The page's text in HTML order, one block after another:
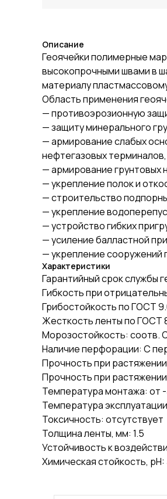
Описание
Геоячейки полимерные
высокопрочными швами в
материалу
Область применения
— противоэрозионную
— защиту минерального
— армирование слабых
нефтегазовых
— армирование грунтовых
— укрепление полок и
— строительство
— укрепление
— устройство гибких
— усиление балластной
— укрепление сооружений
Характеристики
Гарантийный срок службы
Гибкость при
Грибостойкость по ГОСТ
Жесткость ленты по ГОСТ
Морозостойкость: соотв.
Наличие перфорации: С
Прочность при
Прочность при
Температура монтажа: от
Температура
Токсичность: отсутствует
Толщина ленты, мм: 1.5
Устойчивость к
Химическая стойкость, pH: